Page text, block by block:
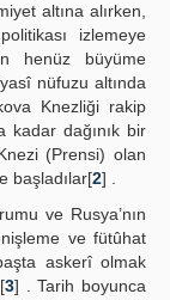
altına alırken,
izlemeye
henüz büyüme
nüfuzu altında
Knezliği rakip
kadar dağınık bir
(Prensi) olan
başladılar[2] .
ve Rusya’nın
ve fütûhat
askerî olmak
3] . Tarih boyunca